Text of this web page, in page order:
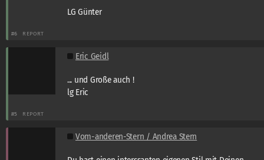
LG Günter
#6 REPORT
Eric Geidl
... und Große auch !
lg Eric
#5 REPORT
Vom-anderen-Stern / Andrea Stern